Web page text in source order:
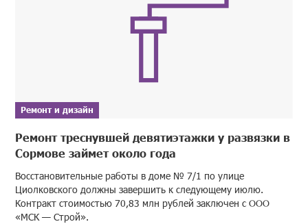
Ремонт и дизайн
Ремонт треснувшей девятиэтажки у развязки в
Сормове займет около года
Восстановительные работы в доме № 7/1 по улице
Циолковского должны завершить к следующему июлю.
Контракт стоимостью 70,83 млн рублей заключен с ООО
«МСК — Строй».